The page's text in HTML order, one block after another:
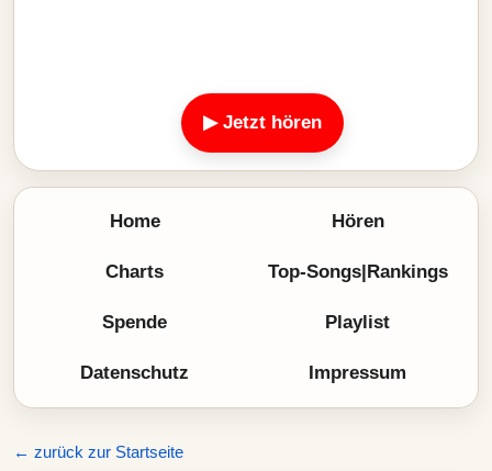
▶ Jetzt hören
Home Hören
Charts Top-Songs|Rankings
Spende Playlist
Datenschutz Impressum
← zurück zur Startseite